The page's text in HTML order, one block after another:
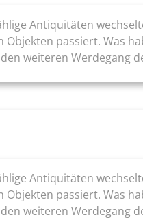
Antiquitäten
passiert. Was
weiteren Werdegang
Antiquitäten
passiert. Was
weiteren Werdegang